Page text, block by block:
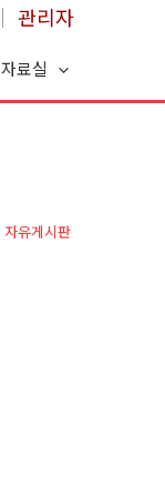
│ 관리자
자료실
자유게시판